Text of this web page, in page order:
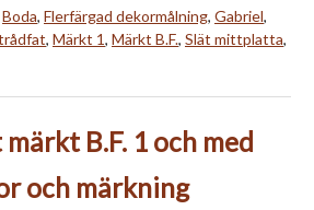
Boda, Flerfärgad dekormålning, Gabriel,
, Märkt 1, Märkt B.F., Slät mittplatta,
B.F. 1 och med
och märkning